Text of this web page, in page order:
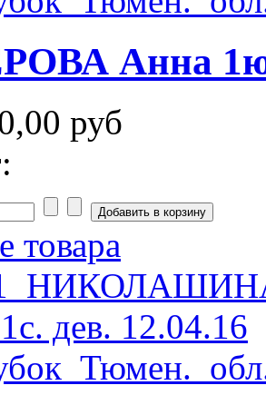
Анна
руб
товара